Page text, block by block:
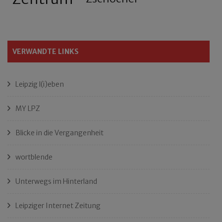
VERWANDTE LINKS
Leipzig l(i)eben
MY LPZ
Blicke in die Vergangenheit
wortblende
Unterwegs im Hinterland
Leipziger Internet Zeitung